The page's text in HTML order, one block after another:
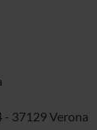
- 37129 Verona